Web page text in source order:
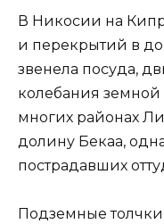
В Никосии на
и перекрытий в
звенела посуда,
колебания
многих районах
долину Бекаа,
пострадавших
Подземные